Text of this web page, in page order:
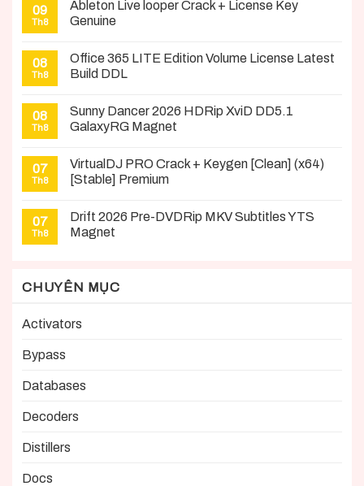
09
Th8
Ableton Live looper Crack + License Key
Genuine
08
Th8
Office 365 LITE Edition Volume License Latest
Build DDL
08
Th8
Sunny Dancer 2026 HDRip XviD DD5.1
GalaxyRG Magnet
07
Th8
VirtualDJ PRO Crack + Keygen [Clean] (x64)
[Stable] Premium
07
Th8
Drift 2026 Pre-DVDRip MKV Subtitles YTS
Magnet
CHUYÊN MỤC
Activators
Bypass
Databases
Decoders
Distillers
Docs